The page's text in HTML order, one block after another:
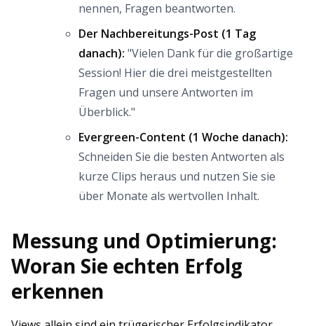
nennen, Fragen beantworten.
Der Nachbereitungs-Post (1 Tag
danach): "Vielen Dank für die großartige
Session! Hier die drei meistgestellten
Fragen und unsere Antworten im
Überblick."
Evergreen-Content (1 Woche danach):
Schneiden Sie die besten Antworten als
kurze Clips heraus und nutzen Sie sie
über Monate als wertvollen Inhalt.
Messung und Optimierung:
Woran Sie echten Erfolg
erkennen